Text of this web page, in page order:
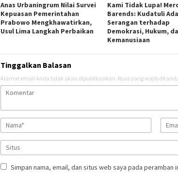
Anas Urbaningrum Nilai Survei
Kepuasan Pemerintahan
Prabowo Mengkhawatirkan,
Usul Lima Langkah Perbaikan
Kami Tidak Lupa!
Barends: Kudatuli
Serangan terhadap
Demokrasi, Hukum,
Kemanusiaan
Tinggalkan Balasan
Alamat email Anda tidak akan dipublikasikan. Ruas yang wajib
Simpan nama, email, dan situs web saya pada peramban